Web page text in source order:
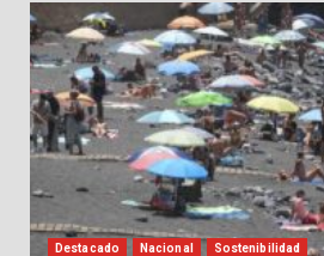
Destacado Nacional Sostenibilidad